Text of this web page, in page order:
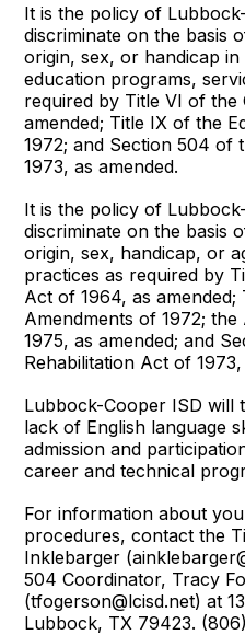
It is the policy of
discriminate on the basis
origin, sex, or handicap
education programs,
required by Title VI of the
amended; Title IX of the
1972; and Section 504 of
1973, as amended.
It is the policy of
discriminate on the basis
origin, sex, handicap, or
practices as required by
Act of 1964, as
Amendments of 1972;
1975, as amended; and
Rehabilitation Act of
Lubbock-Cooper ISD will
lack of English language
admission and
career and technical
For information about
procedures, contact the
Inklebarger
504 Coordinator, Tracy
(tfogerson@lcisd.net) at
Lubbock, TX 79423.